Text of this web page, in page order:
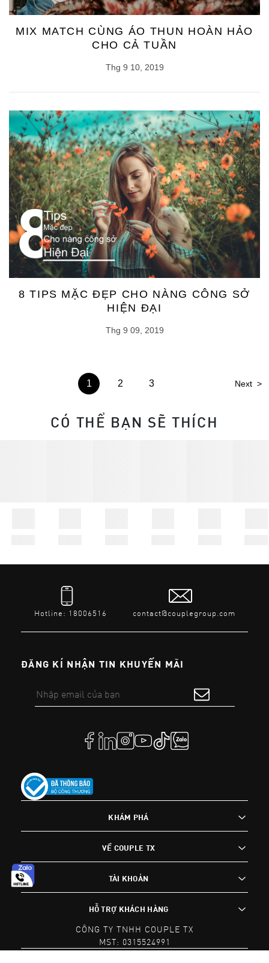
MIX MATCH CÙNG ÁO THUN HOÀN HẢO
CHO CẢ TUẦN
Thg 9 10, 2019
8 TIPS MẶC ĐẸP CHO NÀNG CÔNG SỞ
HIỆN ĐẠI
Thg 9 09, 2019
1 2 3 Next >
CÓ THỂ BẠN SẼ THÍCH
Hotline: 18006516 contact@couplegroup.com
ĐĂNG KÍ NHẬN TIN KHUYẾN MÃI
KHÁM PHÁ
VỀ COUPLE TX
TÀI KHOẢN
HỖ TRỢ KHÁCH HÀNG
CÔNG TY TNHH COUPLE TX
MST: 0315524991